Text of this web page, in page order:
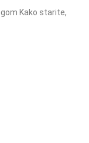
Kako starite,